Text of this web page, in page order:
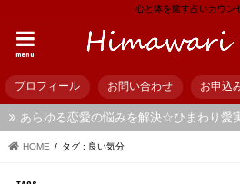
心と体を癒す占いカウン
menu
プロフィール お問い合わせ お申込
あらゆる恋愛の悩みを解決☆ひまわり愛
HOME タグ : 良い気分